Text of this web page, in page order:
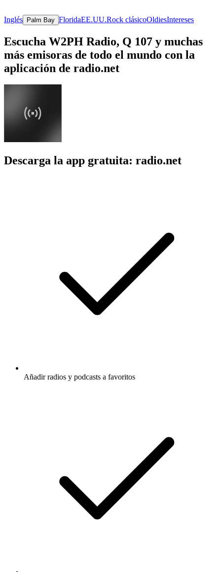
Inglés Palm Bay FloridaEE.UU.Rock clásicoOldiesIntereses
Escucha W2PH Radio, Q 107 y muchas
más emisoras de todo el mundo con la
aplicación de radio.net
Descarga la app gratuita: radio.net
Añadir radios y podcasts a favoritos